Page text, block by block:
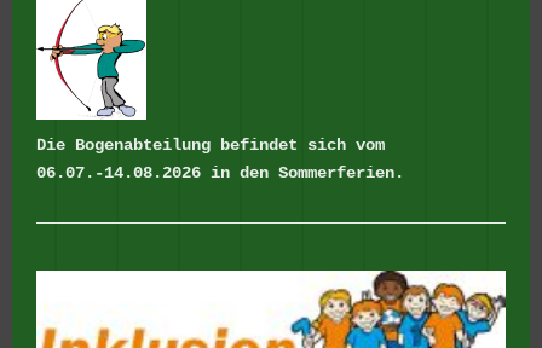
Die Bogenabteilung befindet sich vom
06.07.-14.08.2026 in den Sommerferien.